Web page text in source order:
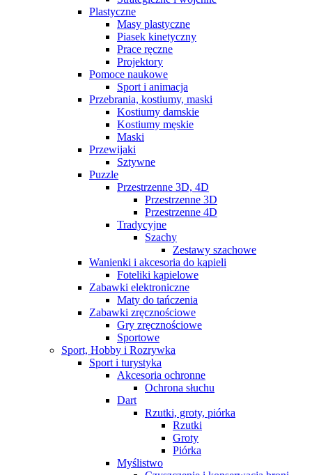
Plastyczne
Masy plastyczne
Piasek kinetyczny
Prace ręczne
Projektory
Pomoce naukowe
Sport i animacja
Przebrania, kostiumy, maski
Kostiumy damskie
Kostiumy męskie
Maski
Przewijaki
Sztywne
Puzzle
Przestrzenne 3D, 4D
Przestrzenne 3D
Przestrzenne 4D
Tradycyjne
Szachy
Zestawy szachowe
Wanienki i akcesoria do kąpieli
Foteliki kąpielowe
Zabawki elektroniczne
Maty do tańczenia
Zabawki zręcznościowe
Gry zręcznościowe
Sportowe
Sport, Hobby i Rozrywka
Sport i turystyka
Akcesoria ochronne
Ochrona słuchu
Dart
Rzutki, groty, piórka
Rzutki
Groty
Piórka
Myślistwo